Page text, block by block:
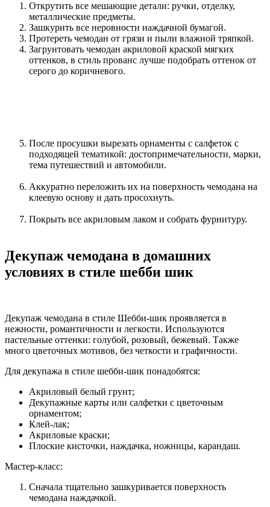
Открутить все мешающие детали: ручки, отделку,
металлические предметы.
Зашкурить все неровности наждачной бумагой.
Протереть чемодан от грязи и пыли влажной тряпкой.
Загрунтовать чемодан акриловой краской мягких
оттенков, в стиль прованс лучше подобрать оттенок от
серого до коричневого.
После просушки вырезать орнаменты с салфеток с
подходящей тематикой: достопримечательности, марки,
тема путешествий и автомобили.
Аккуратно переложить их на поверхность чемодана на
клеевую основу и дать просохнуть.
Покрыть все акриловым лаком и собрать фурнитуру.
Декупаж чемодана в домашних
условиях в стиле шебби шик
Декупаж чемодана в стиле Шебби-шик проявляется в
нежности, романтичности и легкости. Используются
пастельные оттенки: голубой, розовый, бежевый. Также
много цветочных мотивов, без четкости и графичности.
Для декупажа в стиле шебби-шик понадобятся:
Акриловый белый грунт;
Декупажные карты или салфетки с цветочным
орнаментом;
Клей-лак;
Акриловые краски;
Плоские кисточки, наждачка, ножницы, карандаш.
Мастер-класс:
Сначала тщательно зашкуривается поверхность
чемодана наждачкой.